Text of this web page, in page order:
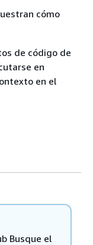
cómo
de código de
en
en el
Busque el